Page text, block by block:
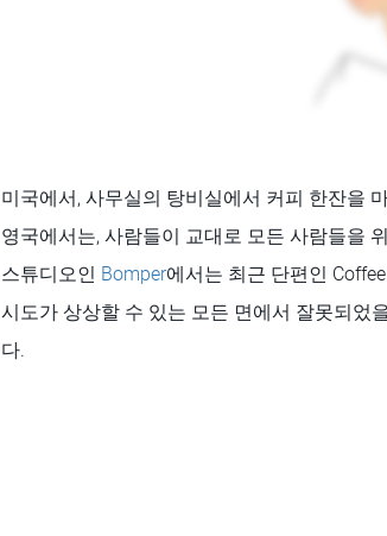
미국에서, 사무실의 탕비실에서 커피 한잔을
영국에서는, 사람들이 교대로 모든 사람들을
스튜디오인 Bomper에서는 최근 단편인
시도가 상상할 수 있는 모든 면에서 잘못되었
다.